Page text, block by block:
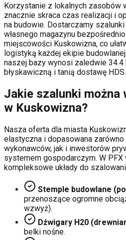
Korzystanie z lokalnych zasobów
znacznie skraca czas realizacji i
na budowie. Dostarczamy
własnego magazynu
miejscowości Kuskowizna, co
logistyką każdej ekipie budowlanej.
naszej bazy wynosi zaledwie 34.4
błyskawiczną i tanią dostawę HDS.
Jakie szalunki można
w Kuskowizna?
Nasza oferta dla miasta
elastyczna i dopasowana zarówno
wykonawców, jak i inwestorów
systemem gospodarczym. W PFX
kompleksowe układy do
Stemple budowlane
przenoszące ogromne
wzwyż).
Dźwigary H20
belki nośne.